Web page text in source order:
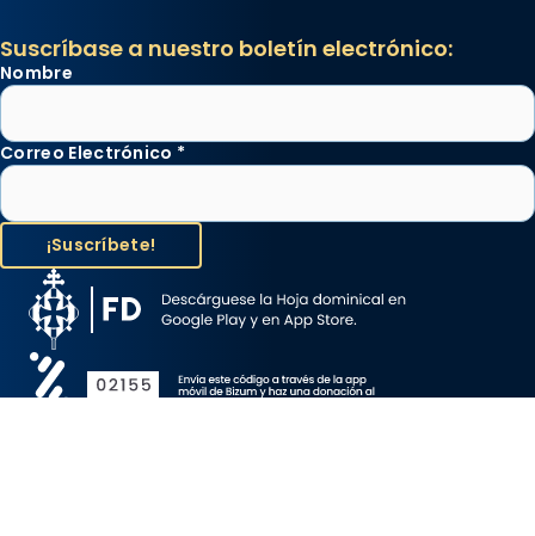
Suscríbase a nuestro boletín electrónico:
Nombre
Correo Electrónico *